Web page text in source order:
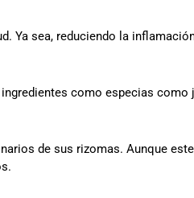
Ya sea, reduciendo la
como especias como
de sus rizomas. Aunque